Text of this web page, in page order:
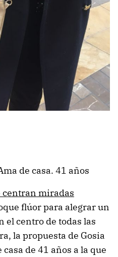
de casa. 41 años
miradas
flúor para alegrar un
el centro de todas las
la propuesta de Gosia
de 41 años a la que